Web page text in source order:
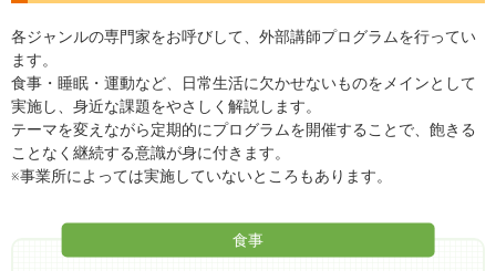
各ジャンルの専門家をお呼びして、外部講師プログラムを行ってい
ます。
食事・睡眠・運動など、日常生活に欠かせないものをメインとして
実施し、身近な課題をやさしく解説します。
テーマを変えながら定期的にプログラムを開催することで、飽きる
ことなく継続する意識が身に付きます。
※事業所によっては実施していないところもあります。
食事